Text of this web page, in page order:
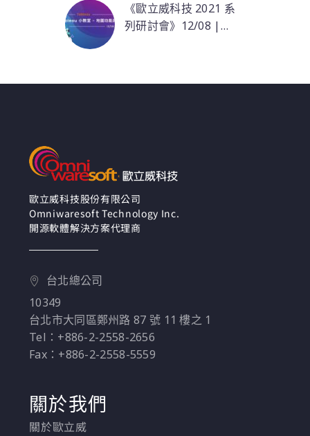
《歐立威科技 2021 系
列研討會》12/08 |
歐立威科技股份有限公司
Omniwaresoft Technology Inc.
開源軟體解決方案代理商
台北總公司
10349
台北市大同區鄭州路 87 號 11 樓之 1
Tel：+886-2-2558-2656
Fax：+886-2-2558-5559
關於我們
關於歐立威